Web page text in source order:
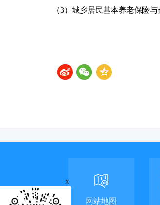
（3）城乡居民基本养老保险
网站地图
x